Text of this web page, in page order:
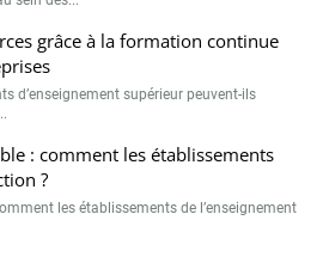
grâce à la formation continue
d’enseignement supérieur peuvent-ils
: comment les établissements
?
les établissements de l’enseignement